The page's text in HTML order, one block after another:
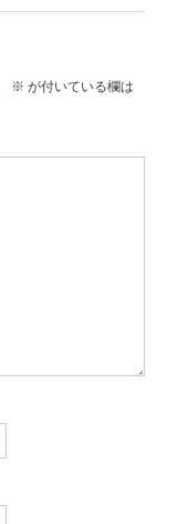
※ が付いている欄は